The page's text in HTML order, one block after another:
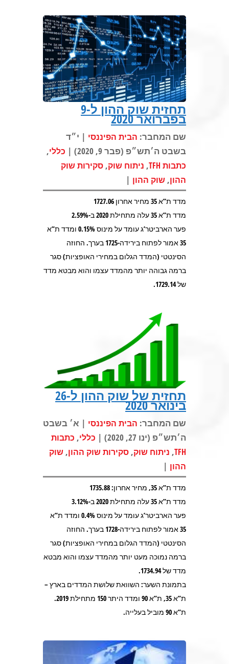
תחזית שוק ההון ל-9
בפברואר 2020
שם המחבר: הבית הפיננסי | י״ד
בשבט ה׳תש״פ (פבר 9, 2020) |
כללי,
כתבות TFH , ניתוח שוק, סקירות שוק
ההון, שוק ההון |
מדד ת”א 35 מחיר אחרון 1727.06
מדד ת”א 35 עלה מתחילת 2020 ב-2.59%
פער הארביטר’ג עומד על מינוס 0.15% ומדד ת”א
35 אמור לפתוח בירידה-1725 בערך. החוזה
הסינטטי (המדד הגלום במחירי האופציות) סגר
ברמה גבוהה יותר מהמדד עצמו והוא מבטא מדד
של 1729.14.
תחזית של שוק ההון ל-26
בינואר 2020
שם המחבר: הבית הפיננסי | א׳ בשבט
ה׳תש״פ (ינו 27, 2020) |
כללי, כתבות
TFH
, ניתוח שוק, סקירות שוק ההון, שוק
ההון |
מדד ת”א 35, מחיר אחרון: 1735.88
מדד ת”א 35 עלה מתחילת 2020 ב-3.12%
פער הארביטר’ג עומד על מינוס 0.4% ומדד ת”א
35 אמור לפתוח בירידה-1728 בערך. החוזה
הסינטטי (המדד הגלום במחירי האופציות) סגר
ברמה נמוכה מעט יותר מהמדד עצמו והוא מבטא
מדד של 1734.94.
בתמונת השער: השוואת שלושת המדדים בארץ –
ת”א 35, ת”א 90 ומדד היתר 150 מתחילת 2019.
ת”א 90 מוביל בעלייה.